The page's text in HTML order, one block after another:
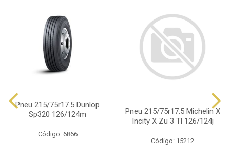
Pneu 215/75r17.5 Dunlop
Sp320 126/124m
Código: 6866
Pneu 215/75r17.5 Michelin X
Incity X Zu 3 Tl 126/124j
Código: 15212